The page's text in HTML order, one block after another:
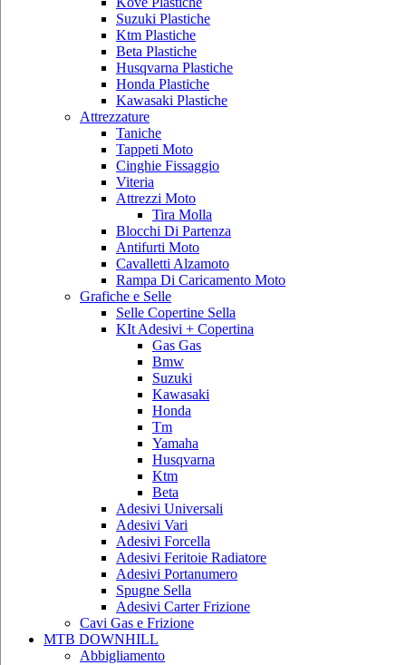
Suzuki Plastiche
Ktm Plastiche
Beta Plastiche
Husqvarna Plastiche
Honda Plastiche
Kawasaki Plastiche
Attrezzature
Taniche
Tappeti Moto
Cinghie Fissaggio
Viteria
Attrezzi Moto
Tira Molla
Blocchi Di Partenza
Antifurti Moto
Cavalletti Alzamoto
Rampa Di Caricamento Moto
Grafiche e Selle
Selle Copertine Sella
KIt Adesivi + Copertina
Gas Gas
Bmw
Suzuki
Kawasaki
Honda
Tm
Yamaha
Husqvarna
Ktm
Beta
Adesivi Universali
Adesivi Vari
Adesivi Forcella
Adesivi Feritoie Radiatore
Adesivi Portanumero
Spugne Sella
Adesivi Carter Frizione
Cavi Gas e Frizione
MTB DOWNHILL
Abbigliamento